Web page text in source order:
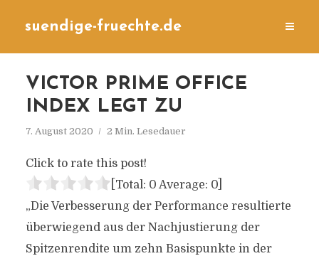
suendige-fruechte.de
VICTOR PRIME OFFICE
INDEX LEGT ZU
7. August 2020 2 Min. Lesedauer
Click to rate this post!
[Total: 0 Average: 0]
„Die Verbesserung der Performance resultierte
überwiegend aus der Nachjustierung der
Spitzenrendite um zehn Basispunkte in der